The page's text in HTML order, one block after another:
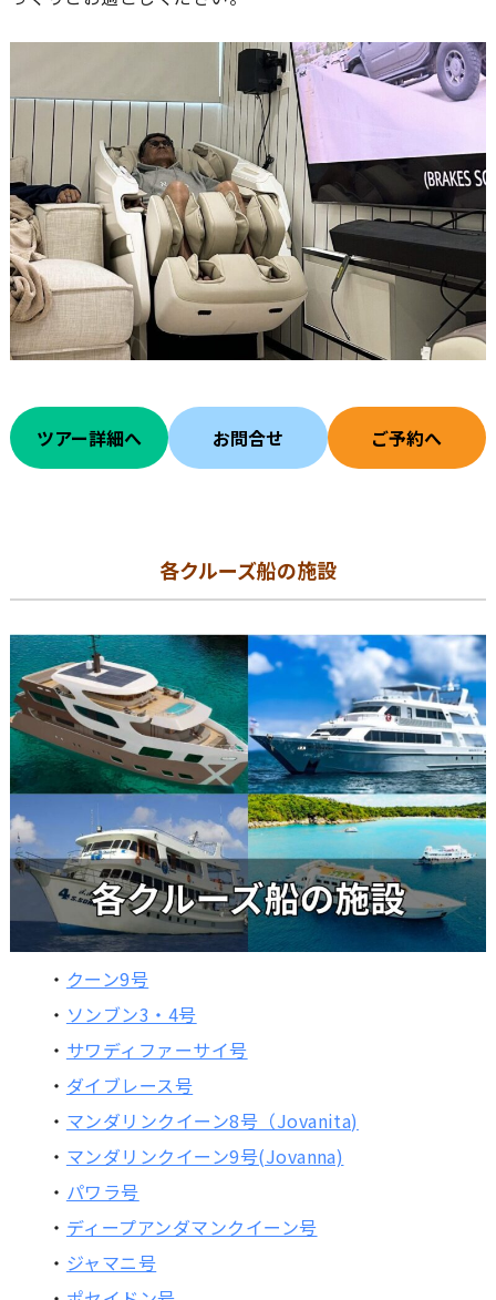
ツアー詳細へ お問合せ ご予約へ
各クルーズ船の施設
・ クーン9号
・ ソンブン3・4号
・ サワディファーサイ号
・ ダイブレース号
・ マンダリンクイーン8号（Jovanita)
・ マンダリンクイーン9号(Jovanna)
・ パワラ号
・ ディープアンダマンクイーン号
・ ジャマニ号